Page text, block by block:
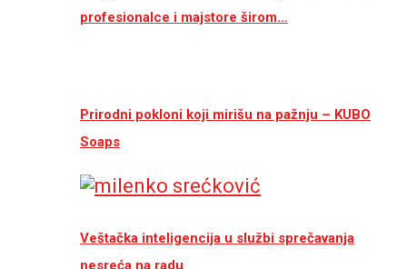
profesionalce i majstore širom…
Prirodni pokloni koji mirišu na pažnju – KUBO
Soaps
Veštačka inteligencija u službi sprečavanja
nesreća na radu